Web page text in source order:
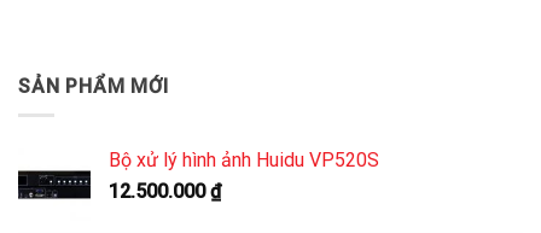
SẢN PHẨM MỚI
Bộ xử lý hình ảnh Huidu VP520S
12.500.000₫